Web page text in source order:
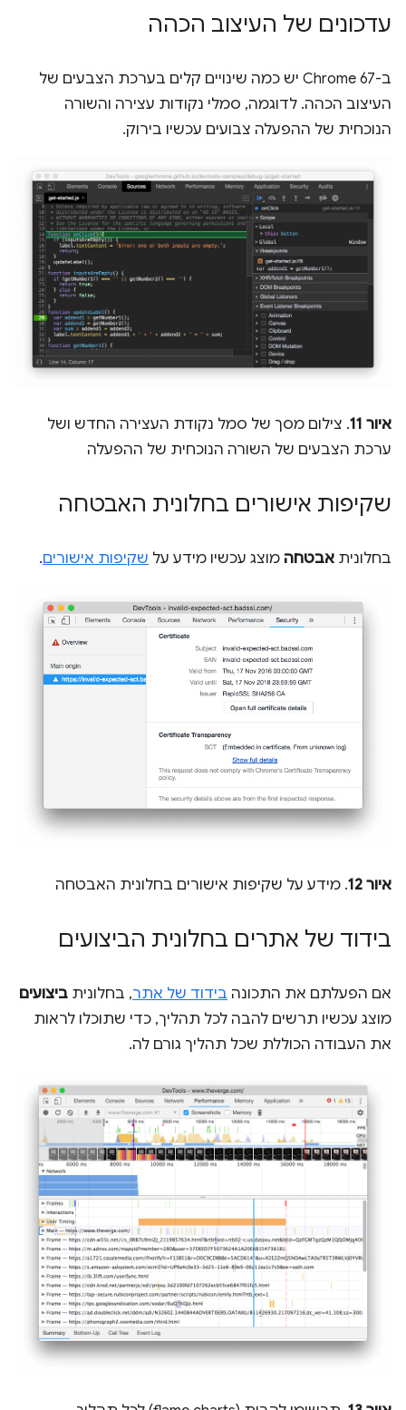
עדכונים של העיצוב הכהה
ב-Chrome 67 יש כמה שינויים קלים בערכת הצבעים של
העיצוב הכהה. לדוגמה, סמלי נקודות עצירה והשורה
הנוכחית של ההפעלה צבועים עכשיו בירוק.
איור 11
. צילום מסך של סמל נקודת העצירה החדש ושל
ערכת הצבעים של השורה הנוכחית של ההפעלה
שקיפות אישורים בחלונית האבטחה
בחלונית אבטחה מוצג עכשיו מידע על שקיפות אישורים.
איור 12 . מידע על שקיפות אישורים בחלונית האבטחה
בידוד של אתרים בחלונית הביצועים
אם הפעלתם את התכונה בידוד של אתר, בחלונית ביצועים
מוצג עכשיו תרשים להבה לכל תהליך, כדי שתוכלו לראות
את העבודה הכוללת שכל תהליך גורם לה.